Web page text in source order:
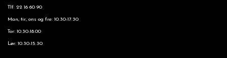
Tlf: 22 16 60 90
Man, tir, ons og fre: 10.30-17.30
Tor: 10.30-18.00
Lør: 10.30-15.30